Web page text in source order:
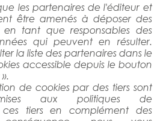
les partenaires de l'éditeur et
être amenés à déposer des
en tant que responsables des
qui peuvent en résulter.
la liste des partenaires dans le
accessible depuis le bouton
de cookies par des tiers sont
aux politiques de
tiers en complément des